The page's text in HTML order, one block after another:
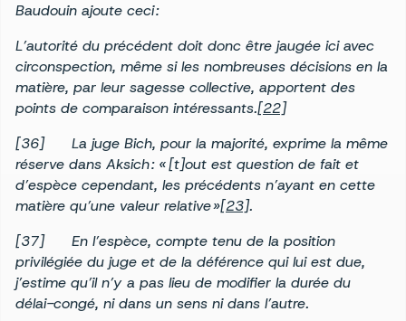
Baudouin ajoute ceci :
L’autorité du précédent doit donc être jaugée ici avec
circonspection, même si les nombreuses décisions en la
matière, par leur sagesse collective, apportent des
points de comparaison intéressants.[22]
[36] La juge Bich, pour la majorité, exprime la même
réserve dans Aksich : « [t]out est question de fait et
d’espèce cependant, les précédents n’ayant en cette
matière qu’une valeur relative »[23].
[37] En l’espèce, compte tenu de la position
privilégiée du juge et de la déférence qui lui est due,
j’estime qu’il n’y a pas lieu de modifier la durée du
délai-congé, ni dans un sens ni dans l’autre.